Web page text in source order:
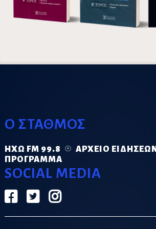
Ο ΣΤΑΘΜΟΣ
ΗΧΏ FM 99.8
ΑΡΧΕΊΟ ΕΙΔΉΣΕΩΝ
ΠΡΌΓΡΑΜΜΑ
SOCIAL MEDIA